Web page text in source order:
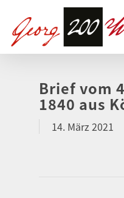
Brief vom
1840 aus
14. März 2021